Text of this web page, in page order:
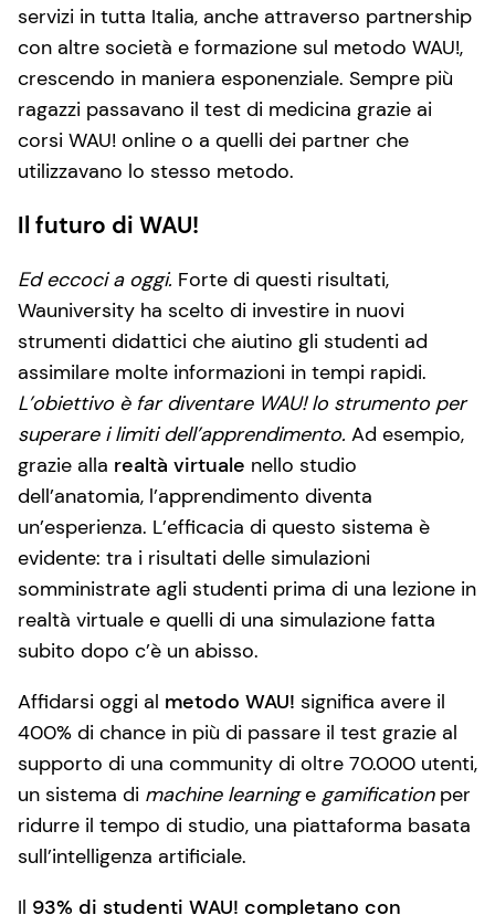
servizi in tutta Italia, anche attraverso partnership
con altre società e formazione sul metodo WAU!,
crescendo in maniera esponenziale. Sempre più
ragazzi passavano il test di medicina grazie ai
corsi WAU! online o a quelli dei partner che
utilizzavano lo stesso metodo.
Il futuro di WAU!
Ed eccoci a oggi. Forte di questi risultati,
Wauniversity ha scelto di investire in nuovi
strumenti didattici che aiutino gli studenti ad
assimilare molte informazioni in tempi rapidi.
L’obiettivo è far diventare WAU! lo strumento per
superare i limiti dell’apprendimento. Ad esempio,
grazie alla realtà virtuale nello studio
dell’anatomia, l’apprendimento diventa
un’esperienza. L’efficacia di questo sistema è
evidente: tra i risultati delle simulazioni
somministrate agli studenti prima di una lezione in
realtà virtuale e quelli di una simulazione fatta
subito dopo c’è un abisso.
Affidarsi oggi al metodo WAU! significa avere il
400% di chance in più di passare il test grazie al
supporto di una community di oltre 70.000 utenti,
un sistema di machine learninge gamificationper
ridurre il tempo di studio, una piattaforma basata
sull’intelligenza artificiale.
Il 93% di studenti WAU! completano con